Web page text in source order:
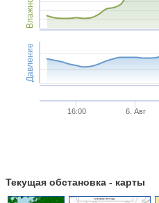
Давление
16:00 6. Авг
Текущая обстановка - карты